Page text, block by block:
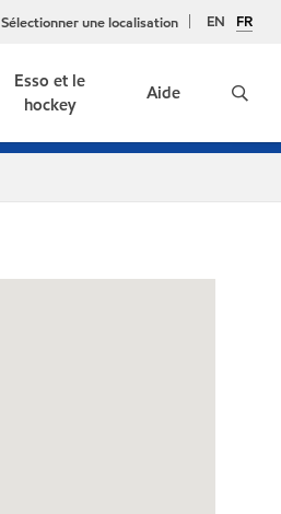
EN FR
Sélectionner une localisation
Esso et le
hockey
Aide